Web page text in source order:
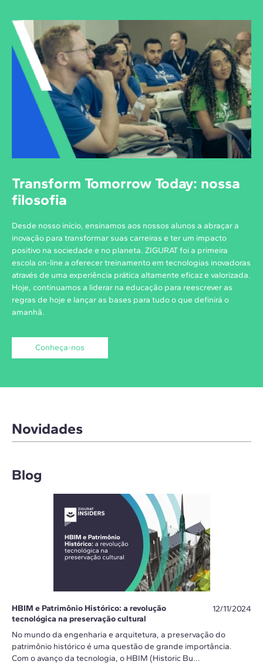
Transform Tomorrow Today: nossa
filosofia
Desde nosso início, ensinamos aos nossos alunos a abraçar a
inovação para transformar suas carreiras e ter um impacto
positivo na sociedade e no planeta. ZIGURAT foi a primeira
escola on-line a oferecer treinamento em tecnologias inovadoras
através de uma experiência prática altamente eficaz e valorizada.
Hoje, continuamos a liderar na educação para reescrever as
regras de hoje e lançar as bases para tudo o que definirá o
amanhã.
Conheça-nos
Novidades
Blog
HBIM e Patrimônio Histórico: a revolução
tecnológica na preservação cultural
12/11/2024
No mundo da engenharia e arquitetura, a preservação do
patrimônio histórico é uma questão de grande importância.
Com o avanço da tecnologia, o HBIM (Historic Bu...